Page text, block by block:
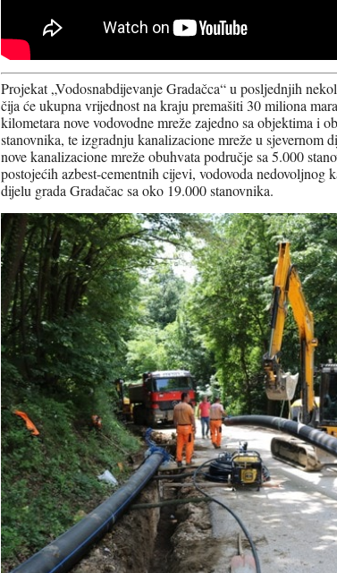
Projekat „Vodosnabdijevanje Gradačca“ u posljednjih
čija će ukupna vrijednost na kraju premašiti 30 miliona
kilometara nove vodovodne mreže zajedno sa objektima i
stanovnika, te izgradnju kanalizacione mreže u sjevernom
nove kanalizacione mreže obuhvata područje sa 5.000
postojećih azbest-cementnih cijevi, vodovoda nedovoljnog
dijelu grada Gradačac sa oko 19.000 stanovnika.